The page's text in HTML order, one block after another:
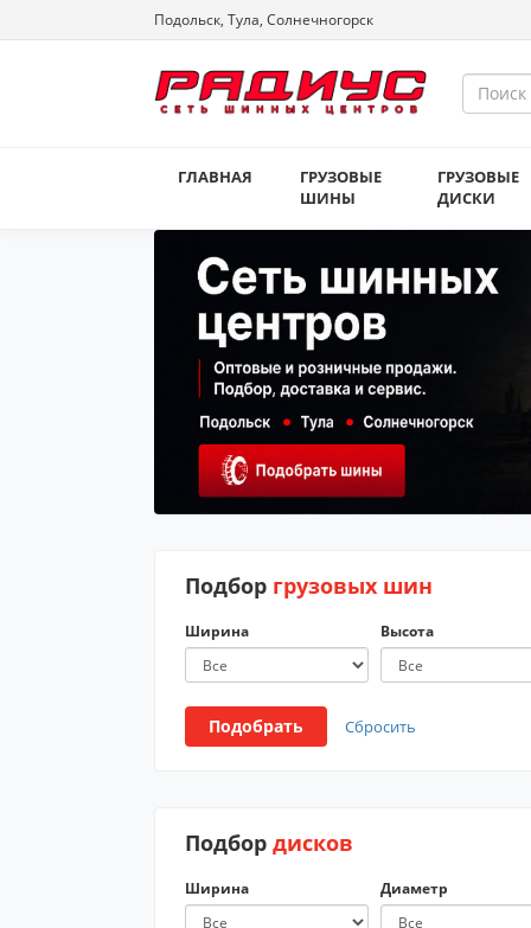
Подольск, Тула, Солнечногорск
ГЛАВНАЯ
ГРУЗОВЫЕ
ШИНЫ
ГРУЗОВЫЕ
ДИСКИ
Подбор грузовых шин
Ширина Высота
Подобрать Сбросить
Подбор дисков
Ширина Диаметр